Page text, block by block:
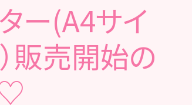
ー(A4サイ
販売開始の